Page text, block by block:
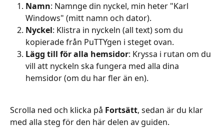
Namn: Namnge din nyckel, min heter "Karl
Windows" (mitt namn och dator).
Nyckel: Klistra in nyckeln (all text) som du
kopierade från PuTTYgen i steget ovan.
Lägg till för alla hemsidor: Kryssa i rutan om du
vill att nyckeln ska fungera med alla dina
hemsidor (om du har fler än en).
Scrolla ned och klicka på Fortsätt, sedan är du klar
med alla steg för den här delen av guiden.